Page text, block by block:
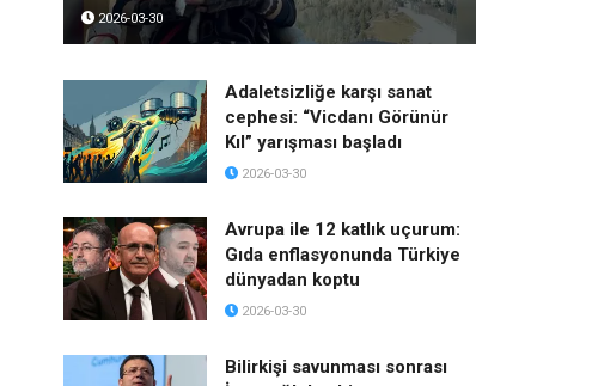
2026-03-30
Adaletsizliğe karşı sanat
cephesi: “Vicdanı Görünür
Kıl” yarışması başladı
2026-03-30
Avrupa ile 12 katlık uçurum:
Gıda enflasyonunda Türkiye
dünyadan koptu
2026-03-30
Bilirkişi savunması sonrası